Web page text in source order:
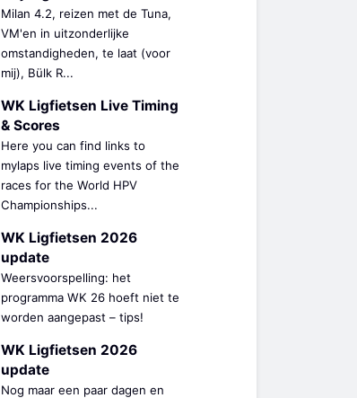
Milan 4.2, reizen met de Tuna,
VM'en in uitzonderlijke
omstandigheden, te laat (voor
mij), Bülk R...
WK Ligfietsen Live Timing
& Scores
Here you can find links to
mylaps live timing events of the
races for the World HPV
Championships...
WK Ligfietsen 2026
update
Weersvoorspelling: het
programma WK 26 hoeft niet te
worden aangepast – tips!
WK Ligfietsen 2026
update
Nog maar een paar dagen en